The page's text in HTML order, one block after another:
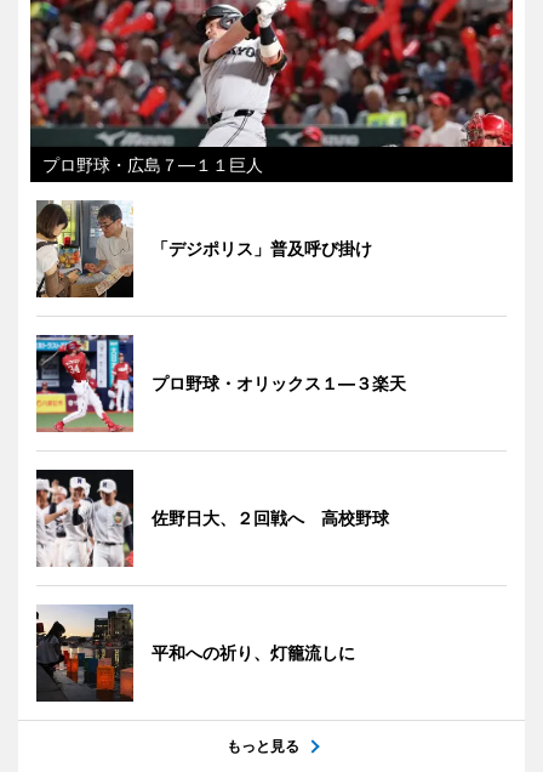
プロ野球・広島７―１１巨人
「デジポリス」普及呼び掛け
プロ野球・オリックス１―３楽天
佐野日大、２回戦へ 高校野球
平和への祈り、灯籠流しに
もっと見る